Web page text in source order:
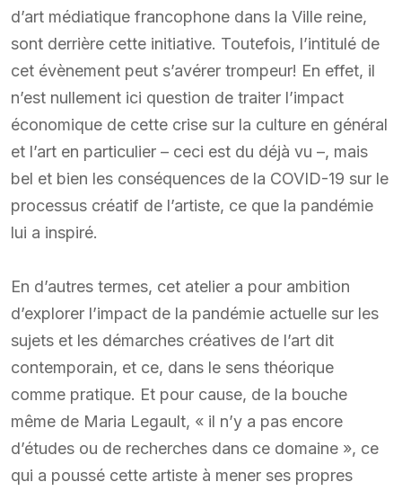
d’art médiatique francophone dans la Ville reine,
sont derrière cette initiative. Toutefois, l’intitulé de
cet évènement peut s’avérer trompeur! En effet, il
n’est nullement ici question de traiter l’impact
économique de cette crise sur la culture en général
et l’art en particulier – ceci est du déjà vu –, mais
bel et bien les conséquences de la COVID-19 sur le
processus créatif de l’artiste, ce que la pandémie
lui a inspiré.
En d’autres termes, cet atelier a pour ambition
d’explorer l’impact de la pandémie actuelle sur les
sujets et les démarches créatives de l’art dit
contemporain, et ce, dans le sens théorique
comme pratique. Et pour cause, de la bouche
même de Maria Legault, « il n’y a pas encore
d’études ou de recherches dans ce domaine », ce
qui a poussé cette artiste à mener ses propres